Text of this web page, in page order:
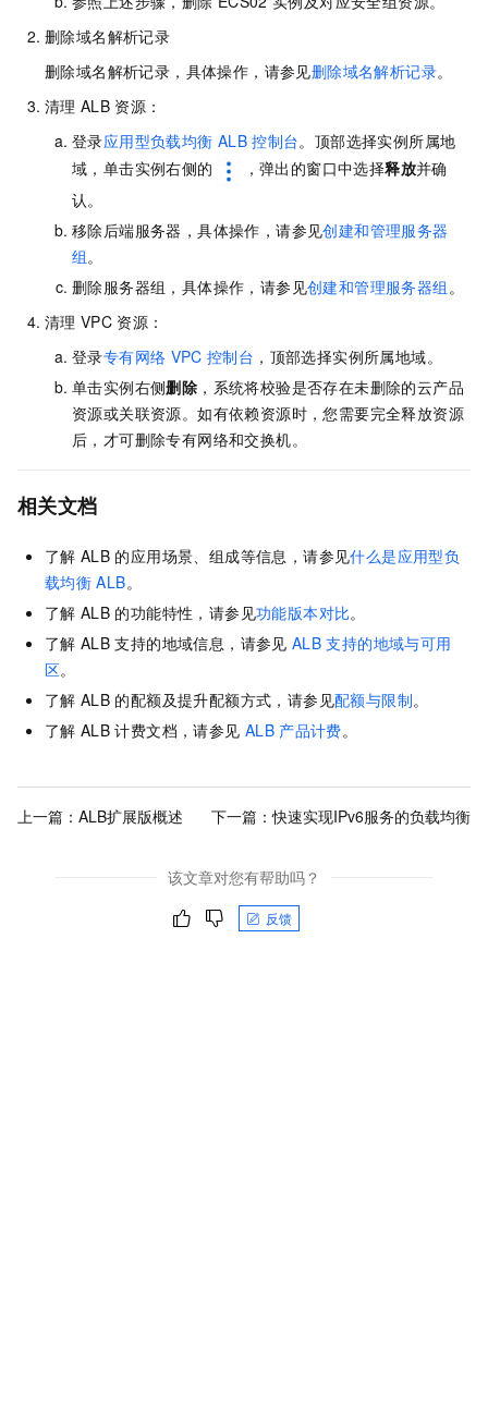
删除域名解析记录
删除域名解析记录，具体操作，请参见删除域名解析记录。
清理 ALB 资源：
登录应用型负载均衡 ALB 控制台。 顶部选择实例所属地
域，单击实例右侧的
，弹出的窗口中选择释放并确
认。
移除后端服务器，具体操作，请参见创建和管理服务器
组 。
删除服务器组，具体操作，请参见创建和管理服务器组 。
清理 VPC 资源：
登录专有网络 VPC 控制台 ，顶部选择实例所属地域。
单击实例右侧删除 ，系统将校验是否存在未删除的云产品
资源或关联资源。如有依赖资源时，您需要完全释放资源
后，才可删除专有网络和交换机。
相关文档
了解 ALB 的应用场景、组成等信息，请参见什么是应用型负
载均衡 ALB。
了解 ALB 的功能特性，请参见功能版本对比。
了解 ALB 支持的地域信息，请参见 ALB 支持的地域与可用
区。
了解 ALB 的配额及提升配额方式，请参见配额与限制。
了解 ALB 计费文档，请参见 ALB 产品计费。
上一篇： ALB扩展版概述 下一篇：快速实现IPv6服务的负载均衡
该文章对您有帮助吗？
反馈